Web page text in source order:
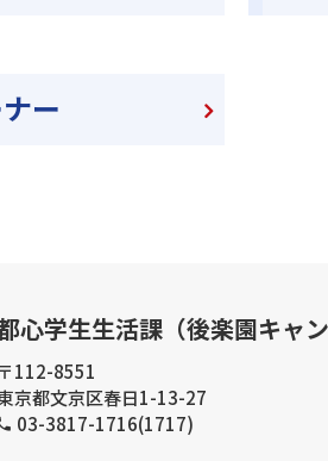
ー
心学生生活課（後楽園キャン
〒112-8551
京都文京区春日1-13-27
03-3817-1716(1717)